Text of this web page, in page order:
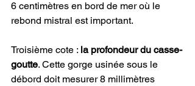
6 centimètres en bord de mer où le
rebond mistral est important.
Troisième cote : la profondeur du casse-
goutte. Cette gorge usinée sous le
débord doit mesurer 8 millimètres